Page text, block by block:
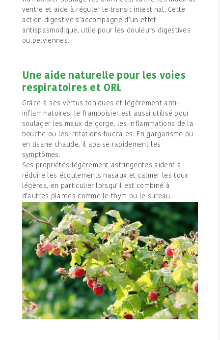
ventre et aide à réguler le transit intestinal. Cette
action digestive s’accompagne d’un effet
antispasmodique, utile pour les douleurs digestives
ou pelviennes.
Une aide naturelle pour les voies
respiratoires et ORL
Grâce à ses vertus toniques et légèrement anti-
inflammatoires, le framboisier est aussi utilisé pour
soulager les maux de gorge, les inflammations de la
bouche ou les irritations buccales. En gargarisme ou
en tisane chaude, il apaise rapidement les
symptômes.
Ses propriétés légèrement astringentes aident à
réduire les écoulements nasaux et calmer les toux
légères, en particulier lorsqu’il est combiné à
d’autres plantes comme le thym ou le sureau.